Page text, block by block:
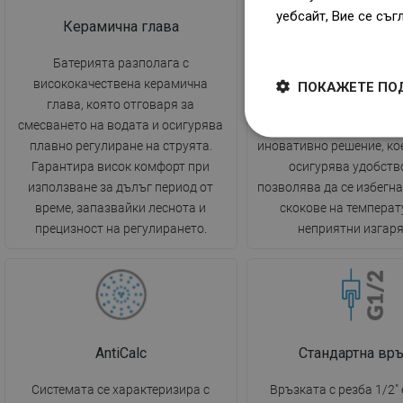
Керамична глава
Батерията разполага с
висококачествена керамична
глава, която отговаря за
смесването на водата и осигурява
плавно регулиране на струята.
Гарантира висок комфорт при
използване за дълъг период от
време, запазвайки леснота и
прецизност на регулирането.
настройване на
иновативно решение,
осигурява
позволява да се
скокове на
неприятни
AntiCalc
Системата се характеризира с
Стандартна
Връзката с резба 1/2"
уебсайт, Вие се
ПОКАЖЕТЕ